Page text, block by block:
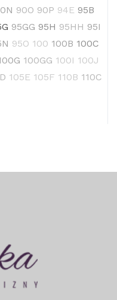
90O 90P 94E 95B
95GG 95H 95HH 95I
95O 100 100B 100C
100GG 100I 100J
105E 105F 110B 110C